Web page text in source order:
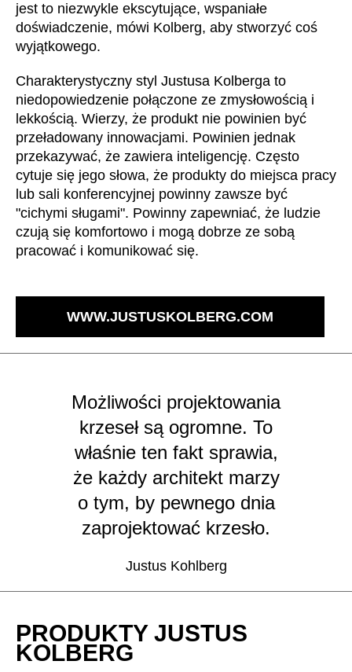
(IR)
Irlandia(IE)
Irlandia Północna
Japonia(JP)
Jordania(JO)
Kanada(CA)
Katar(QA)
Kazachstan
Kenia (KE)
Korea Południowa (KR)
Kuwejt (KW)
Litwa(LT)
Luksemburg(LU)
Niemcy
(NG)
Norwegia(NO)
Nowa Zelandia(NZ)
(OM)
(PL)
Republika Czeska(CZ)
Republika Południowej Afryki(ZA)
Rosja(RU)
Rumunia(RO)
jest to niezwykle ekscytujące, wspaniałe
doświadczenie, mówi Kolberg, aby stworzyć coś
wyjątkowego.
Charakterystyczny styl Justusa Kolberga to
niedopowiedzenie połączone ze zmysłowością i
lekkością. Wierzy, że produkt nie powinien być
przeładowany innowacjami. Powinien jednak
przekazywać, że zawiera inteligencję. Często
cytuje się jego słowa, że produkty do miejsca pracy
lub sali konferencyjnej powinny zawsze być
"cichymi sługami". Powinny zapewniać, że ludzie
czują się komfortowo i mogą dobrze ze sobą
pracować i komunikować się.
WWW.JUSTUSKOLBERG.COM
Możliwości projektowania
krzeseł są ogromne. To
właśnie ten fakt sprawia,
że każdy architekt marzy
o tym, by pewnego dnia
zaprojektować krzesło.
Justus Kohlberg
PRODUKTY JUSTUS
KOLBERG